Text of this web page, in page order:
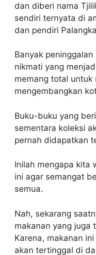
dan diberi nama
sendiri ternyata di
dan pendiri
Banyak
nikmati yang
memang total untuk
mengembangkan
Buku-buku yang
sementara koleksi
pernah didapatkan
Inilah mengapa kita
ini agar semangat
semua.
Nah, sekarang
makanan yang juga
Karena, makanan
akan tertinggal di